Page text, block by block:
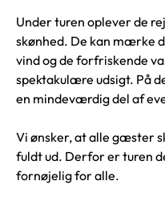
Under turen oplever de
skønhed. De kan mærke
vind og de forfriskende
spektakulære udsigt. På
en mindeværdig del af
Vi ønsker, at alle gæster
fuldt ud. Derfor er turen
fornøjelig for alle.